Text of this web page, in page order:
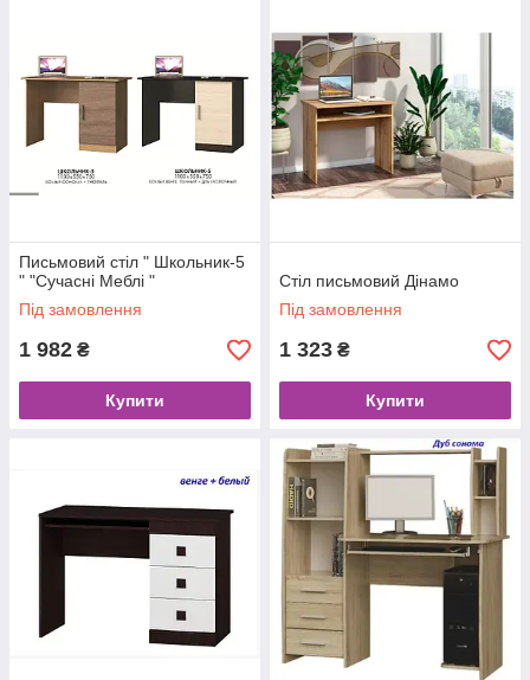
Письмовий стіл " Школьник-5
" "Сучаснi Меблi "
Під замовлення
1 982 ₴
Купити
Стіл письмовий Дінамо
Під замовлення
1 323 ₴
Купити